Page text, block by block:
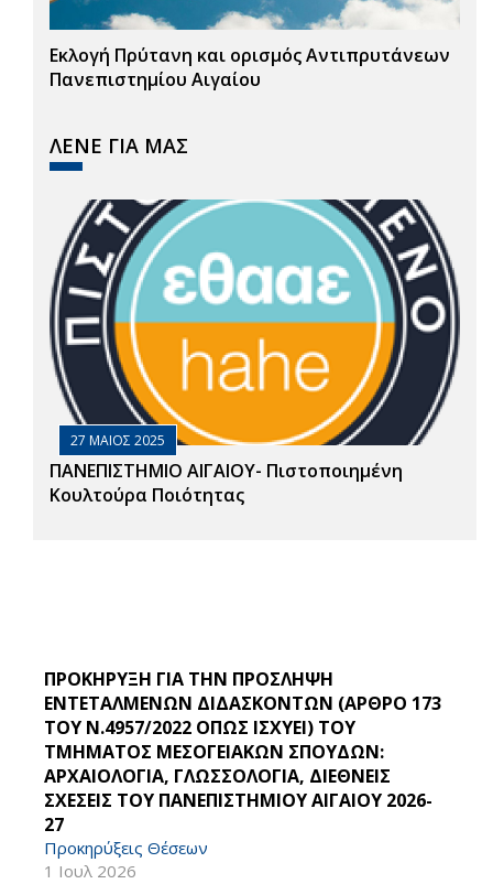
Εκλογή Πρύτανη και ορισμός Αντιπρυτάνεων
Πανεπιστημίου Αιγαίου
ΛΕΝΕ ΓΙΑ ΜΑΣ
27 ΜΑΙΟΣ 2025
ΠΑΝΕΠΙΣΤΗΜΙΟ ΑΙΓΑΙΟΥ- Πιστοποιημένη
Κουλτούρα Ποιότητας
ΠΡΟΚΗΡΥΞΗ ΓΙΑ ΤΗΝ ΠΡΟΣΛΗΨΗ
ΕΝΤΕΤΑΛΜΕΝΩΝ ΔΙΔΑΣΚΟΝΤΩΝ (ΑΡΘΡΟ 173
ΤΟΥ Ν.4957/2022 ΟΠΩΣ ΙΣΧΥΕΙ) ΤΟΥ
ΤΜΗΜΑΤΟΣ ΜΕΣΟΓΕΙΑΚΩΝ ΣΠΟΥΔΩΝ:
ΑΡΧΑΙΟΛΟΓΙΑ, ΓΛΩΣΣΟΛΟΓΙΑ, ΔΙΕΘΝΕΙΣ
ΣΧΕΣΕΙΣ ΤΟΥ ΠΑΝΕΠΙΣΤΗΜΙΟΥ ΑΙΓΑΙΟΥ 2026-
27
Προκηρύξεις Θέσεων
1 Ιουλ 2026